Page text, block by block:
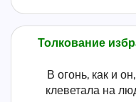
Толкование
В огонь, как и
клеветала на